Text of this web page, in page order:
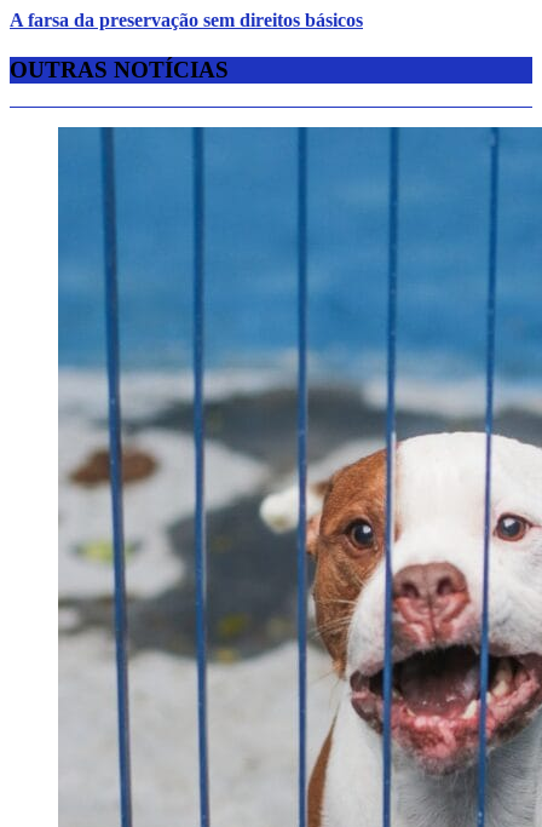
A farsa da preservação sem direitos básicos
OUTRAS NOTÍCIAS